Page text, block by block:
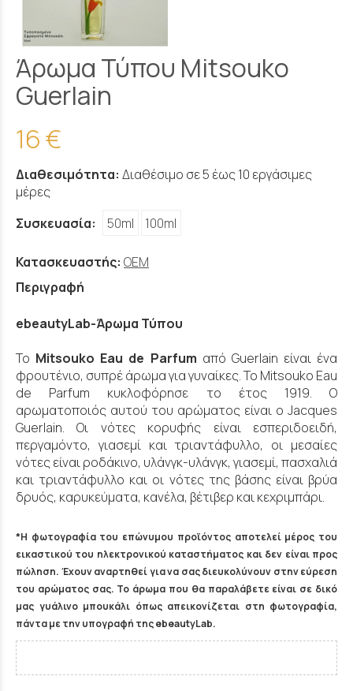
Άρωμα Τύπου Mitsouko
Guerlain
16 €
Διαθεσιμότητα: Διαθέσιμο σε 5 έως 10 εργάσιμες
μέρες
Συσκευασία:
50ml 100ml
Κατασκευαστής: OEM
Περιγραφή
ebeautyLab-Άρωμα Τύπου
Το Mitsouko Eau de Parfum από Guerlain είναι ένα
φρουτένιο, συπρέ άρωμα για γυναίκες. Το Mitsouko Eau
de Parfum κυκλοφόρησε το έτος 1919. Ο
αρωματοποιός αυτού του αρώματος είναι ο Jacques
Guerlain. Οι νότες κορυφής είναι εσπεριδοειδή,
περγαμόντο, γιασεμί και τριαντάφυλλο, οι μεσαίες
νότες είναι ροδάκινο, υλάνγκ-υλάνγκ, γιασεμί, πασχαλιά
και τριαντάφυλλο και οι νότες της βάσης είναι βρύα
δρυός, καρυκεύματα, κανέλα, βέτιβερ και κεχριμπάρι.
*Η φωτογραφία του επώνυμου προϊόντος αποτελεί μέρος του
εικαστικού του ηλεκτρονικού καταστήματος και δεν είναι προς
πώληση. Έχουν αναρτηθεί για να σας διευκολύνουν στην εύρεση
του αρώματος σας. Το άρωμα που θα παραλάβετε είναι σε δικό
μας γυάλινο μπουκάλι όπως απεικονίζεται στη φωτογραφία,
πάντα με την υπογραφή της ebeautyLab.